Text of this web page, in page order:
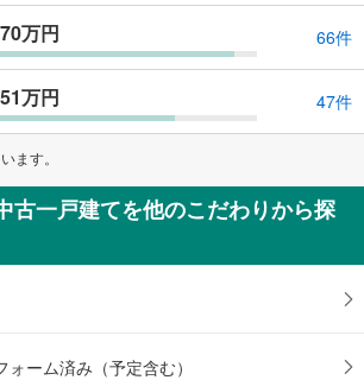
万円 66件
万円 47件
ます。
古一戸建てを他のこだわりから探
ーム済み（予定含む）